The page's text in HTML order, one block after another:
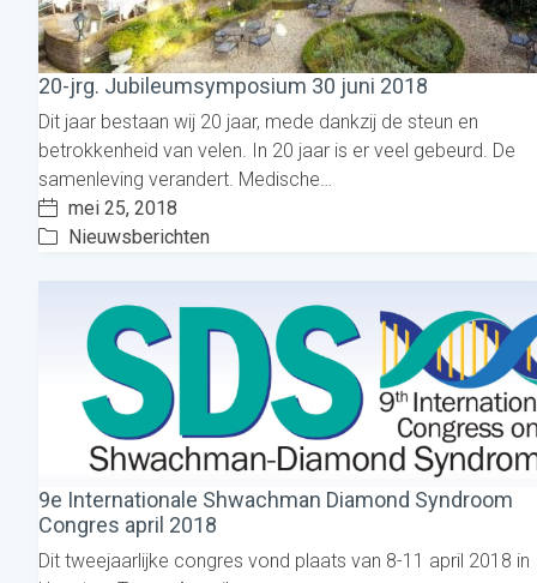
20-jrg. Jubileumsymposium 30 juni 2018
Dit jaar bestaan wij 20 jaar, mede dankzij de steun en
betrokkenheid van velen. In 20 jaar is er veel gebeurd. De
samenleving verandert. Medische…
mei 25, 2018
Nieuwsberichten
9e Internationale Shwachman Diamond Syndroom
Congres april 2018
Dit tweejaarlijke congres vond plaats van 8-11 april 2018 in